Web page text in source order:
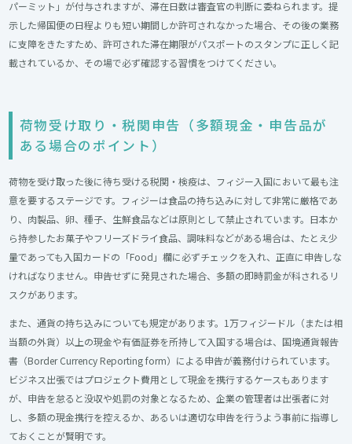
パーミット」が付与されますが、滞在日数は審査官の判断に委ねられます。提
示した帰国便の日程よりも短い期間しか許可されなかった場合、その後の業務
に支障をきたすため、許可された滞在期限がパスポートのスタンプに正しく記
載されているか、その場で必ず確認する習慣をつけてください。
荷物受け取り・税関申告（多額現金・申告品が
ある場合のポイント）​
荷物を受け取った後に待ち受ける税関・検疫は、フィジー入国において最も注
意を要するステージです。フィジーは食品の持ち込みに対して非常に厳格であ
り、肉製品、卵、種子、生鮮食品などは原則として禁止されています。日本か
ら持参したお菓子やフリーズドライ食品、調味料などがある場合は、たとえ少
量であっても入国カードの「Food」欄に必ずチェックを入れ、正直に申告しな
ければなりません。申告せずに発見された場合、多額の即時罰金が科されるリ
スクがあります。
また、通貨の持ち込みについても規定があります。1万フィジードル（または相
当額の外貨）以上の現金や有価証券を所持して入国する場合は、国境通貨報告
書（Border Currency Reporting form）による申告が義務付けられています。
ビジネス出張ではプロジェクト費用として現金を携行するケースもあります
が、申告を怠ると没収や処罰の対象となるため、企業の管理者は出張者に対
し、多額の現金携行を控えるか、あるいは適切な申告を行うよう事前に指導し
ておくことが賢明です。